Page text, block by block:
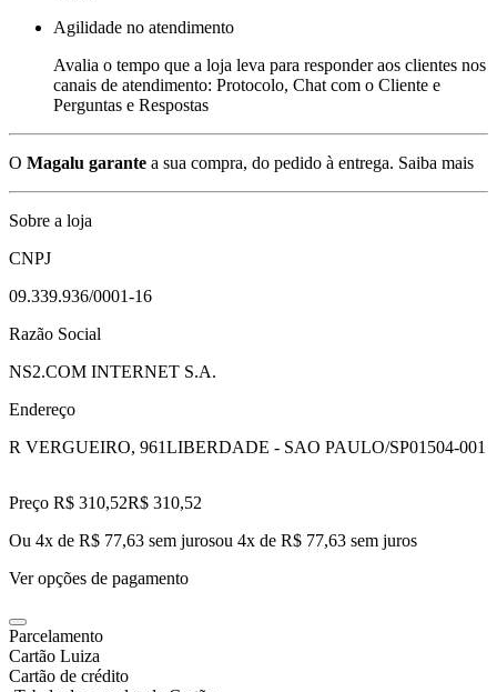
Agilidade no atendimento
Avalia o tempo que a loja leva para responder aos clientes nos
canais de atendimento: Protocolo, Chat com o Cliente e
Perguntas e Respostas
O Magalu garante a sua compra, do pedido à entrega. Saiba mais
Sobre a loja
CNPJ
09.339.936/0001-16
Razão Social
NS2.COM INTERNET S.A.
Endereço
R VERGUEIRO, 961LIBERDADE - SAO PAULO/SP01504-001
Preço R$ 310,52R$ 310,52
Ou 4x de R$ 77,63 sem jurosou 4x de R$ 77,63 sem juros
Ver opções de pagamento
Parcelamento
Cartão Luiza
Cartão de crédito